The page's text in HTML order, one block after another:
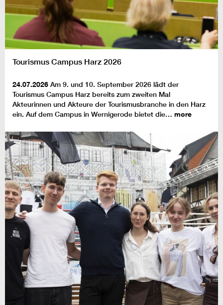
Tourismus Campus Harz 2026
24.07.2026 Am 9. und 10. September 2026 lädt der
Tourismus Campus Harz bereits zum zweiten Mal
Akteurinnen und Akteure der Tourismusbranche in den Harz
ein. Auf dem Campus in Wernigerode bietet die… more